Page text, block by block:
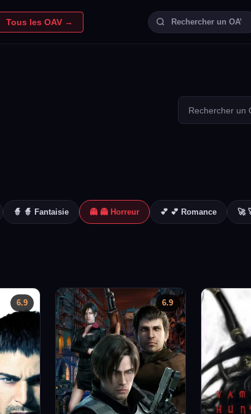
Tous les OAV →
🧙 🧙 Fantaisie 👻 👻 Horreur 💕 💕 Romance 🚀
6.9 6.9